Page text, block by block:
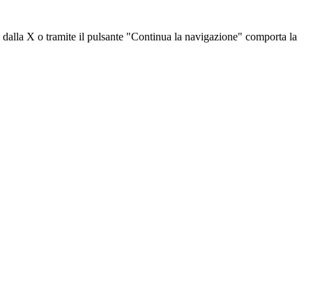
X o tramite il pulsante "Continua la navigazione" comporta la